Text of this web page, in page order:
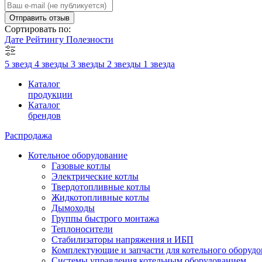
Отправить отзыв
Сортировать по:
Дате Рейтингу Полезности
5 звезд 4 звезды 3 звезды 2 звезды 1 звезда
Каталог
продукции
Каталог
брендов
Распродажа
Котельное оборудование
Газовые котлы
Электрические котлы
Твердотопливные котлы
Жидкотопливные котлы
Дымоходы
Группы быстрого монтажа
Теплоносители
Стабилизаторы напряжения и ИБП
Комплектующие и запчасти для котельного